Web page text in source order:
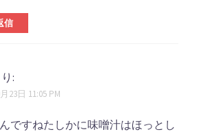
信
:
23日 11:05 PM
ですねたしかに味噌汁はほっとし